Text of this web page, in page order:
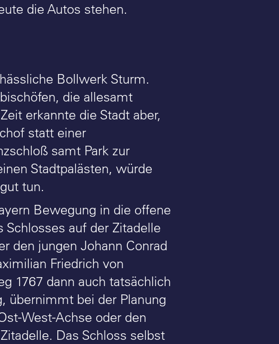
die Autos stehen.
Bollwerk Sturm.
die allesamt
erkannte die Stadt aber,
statt einer
samt Park zur
Stadtpalästen, würde
tun.
Bewegung in die offene
auf der Zitadelle
den jungen Johann Conrad
Friedrich von
1767 dann auch tatsächlich
übernimmt bei der Planung
West-Achse oder den
Das Schloss selbst